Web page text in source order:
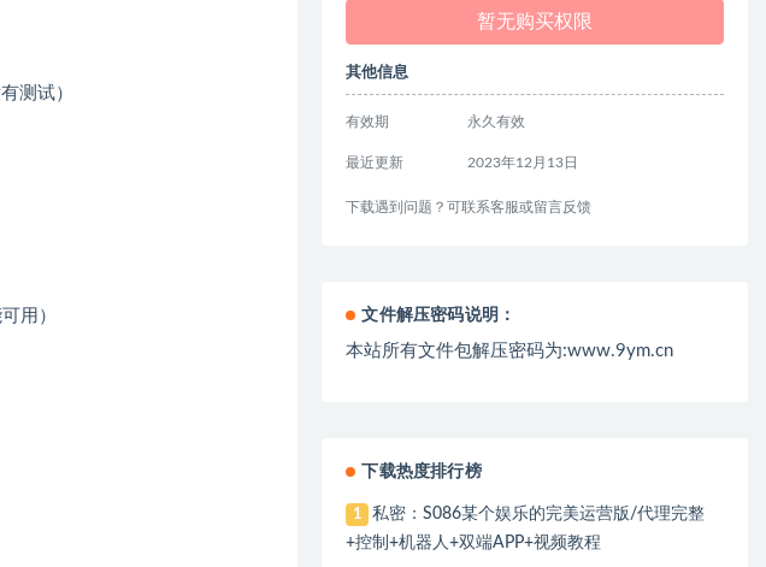
测试）
用）
暂无购买权限
其他信息
有效期 永久有效
最近更新 2023年12月13日
下载遇到问题？可联系客服或留言反馈
文件解压密码说明：
本站所有文件包解压密码为:www.9ym.cn
下载热度排行榜
1
私密：S086某个娱乐的完美运营版/代理完整
+控制+机器人+双端APP+视频教程